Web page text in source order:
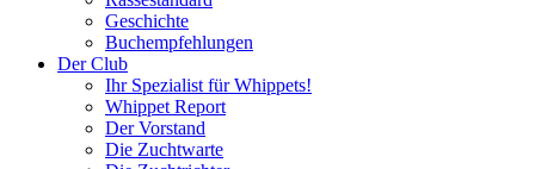
Geschichte
Buchempfehlungen
Der Club
Ihr Spezialist für Whippets!
Whippet Report
Der Vorstand
Die Zuchtwarte